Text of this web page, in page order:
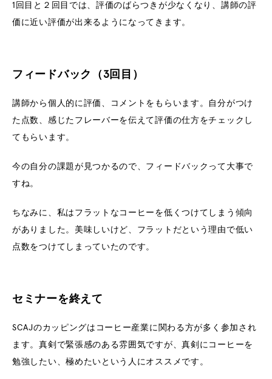
1回目と２回目では、評価のばらつきが少なくなり、講師の評
価に近い評価が出来るようになってきます。
フィードバック（3回目）
講師から個人的に評価、コメントをもらいます。自分がつけ
た点数、感じたフレーバーを伝えて評価の仕方をチェックし
てもらいます。
今の自分の課題が見つかるので、フィードバックって大事で
すね。
ちなみに、私はフラットなコーヒーを低くつけてしまう傾向
がありました。美味しいけど、フラットだという理由で低い
点数をつけてしまっていたのです。
セミナーを終えて
SCAJのカッピングはコーヒー産業に関わる方が多く参加され
ます。真剣で緊張感のある雰囲気ですが、真剣にコーヒーを
勉強したい、極めたいという人にオススメです。